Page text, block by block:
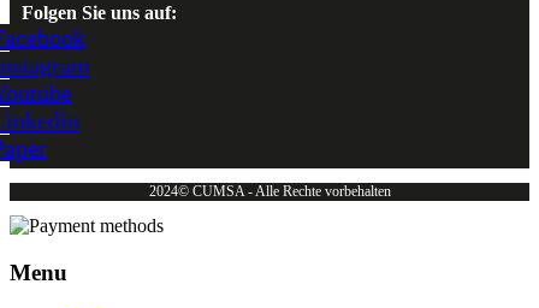
Folgen Sie uns auf:
2024© CUMSA - Alle Rechte vorbehalten
Menu